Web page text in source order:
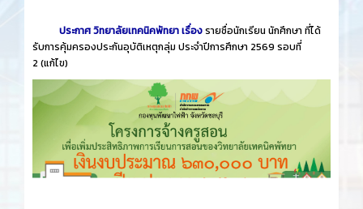
ประกาศ วิทยาลัยเทคนิคพัทยา เรื่องรายชื่อนักเรียน นักศึกษา ที่ได้
รับการคุ้มครองประกันอุบัติเหตุกลุ่ม ประจำปีการศึกษา 2569 รอบที่
2 (แก้ไข)